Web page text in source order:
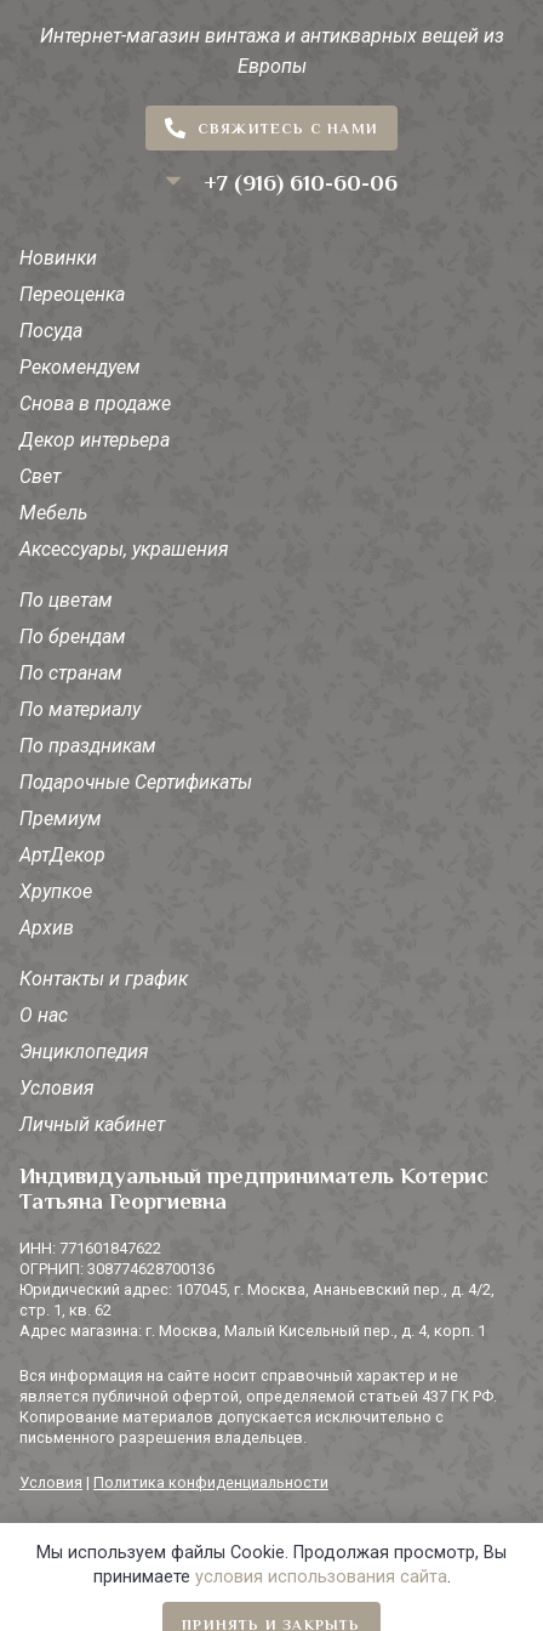
Интернет-магазин винтажа и антикварных вещей из
Европы
СВЯЖИТЕСЬ С НАМИ
+7 (916) 610-60-06
Новинки
Переоценка
Посуда
Рекомендуем
Снова в продаже
Декор интерьера
Свет
Мебель
Аксессуары, украшения
По цветам
По брендам
По странам
По материалу
По праздникам
Подарочные Сертификаты
Премиум
АртДекор
Хрупкое
Архив
Контакты и график
О нас
Энциклопедия
Условия
Личный кабинет
Индивидуальный предприниматель Котерис
Татьяна Георгиевна
ИНН: 771601847622
ОГРНИП: 308774628700136
Юридический адрес: 107045, г. Москва, Ананьевский пер., д. 4/2,
стр. 1, кв. 62
Адрес магазина: г. Москва, Малый Кисельный пер., д. 4, корп. 1
Вся информация на сайте носит справочный характер и не
является публичной офертой, определяемой статьей 437 ГК РФ.
Копирование материалов допускается исключительно с
письменного разрешения владельцев.
Условия | Политика конфиденциальности
© 2014-2026 «3 СОРОКИ». Все права защищены.
Мы используем файлы Cookie. Продолжая просмотр, Вы
принимаете условия использования сайта.
ПРИНЯТЬ И ЗАКРЫТЬ